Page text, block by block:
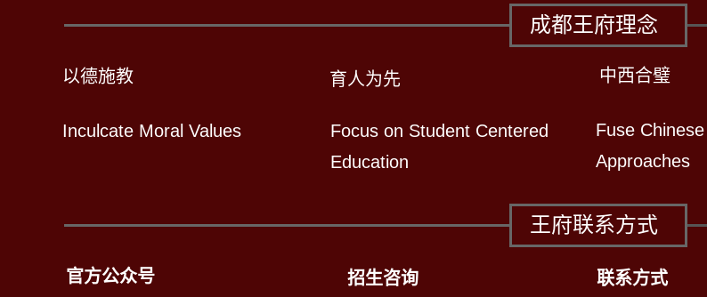
成都王府理念
以德施教 育人为先 中西合璧
Inculcate Moral Values
Focus on Student Centered
Education
Fuse
Approaches
王府联系方式
官方公众号 招生咨询 联系方式